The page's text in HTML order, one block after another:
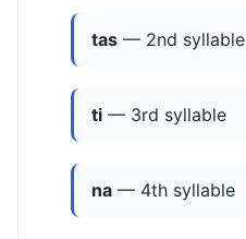
tas — 2nd syllable
ti — 3rd syllable
na — 4th syllable